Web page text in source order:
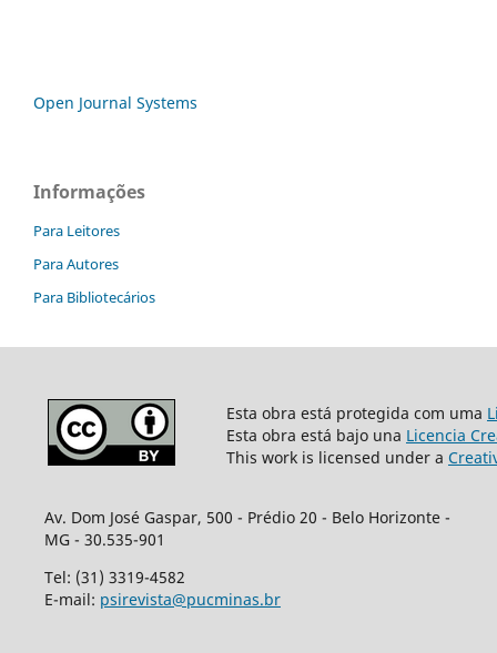
Open Journal Systems
Informações
Para Leitores
Para Autores
Para Bibliotecários
Esta obra está protegida com uma
Esta obra está bajo una Licencia
This work is licensed under a
Av. Dom José Gaspar, 500 - Prédio 20 - Belo Horizonte -
MG - 30.535-901
Tel: (31) 3319-4582
E-mail: psirevista@pucminas.br